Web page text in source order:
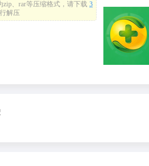
zip、rar等压缩格式，请下载 3
解压